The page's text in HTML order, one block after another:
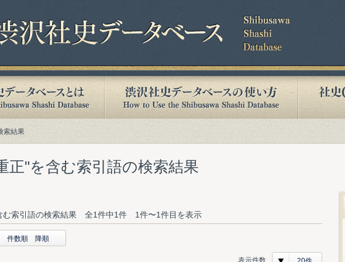
索結果
正"を含む索引語の検索結果
む索引語の検索結果 全1件中1件 1件〜1件目を表示
件数順 降順
表示件数